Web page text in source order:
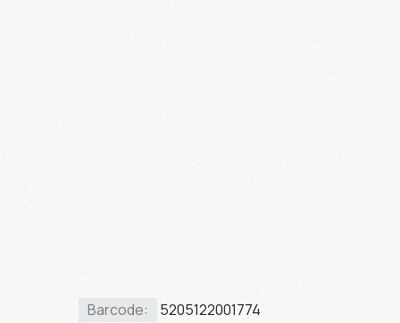
Barcode: 5205122001774